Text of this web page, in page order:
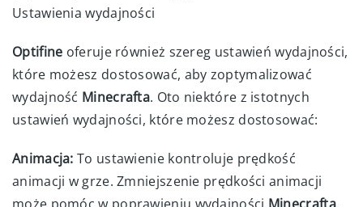
Ustawienia wydajności
Optifine oferuje również szereg ustawień wydajności,
które możesz dostosować, aby zoptymalizować
wydajność Minecrafta. Oto niektóre z istotnych
ustawień wydajności, które możesz dostosować:
Animacja: To ustawienie kontroluje prędkość
animacji w grze. Zmniejszenie prędkości animacji